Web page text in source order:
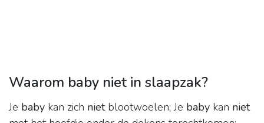
Waarom baby niet in slaapzak?
Je baby kan zich nietblootwoelen; Je baby kan niet